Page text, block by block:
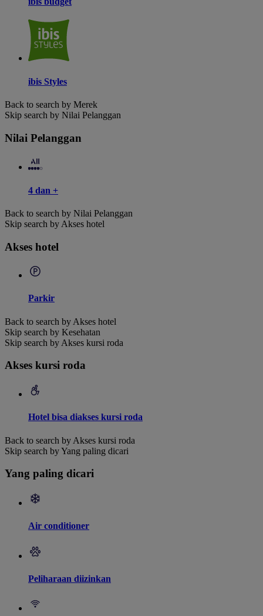
ibis Styles
Back to search by Merek
Skip search by Nilai Pelanggan
Nilai Pelanggan
4 dan +
Back to search by Nilai Pelanggan
Skip search by Akses hotel
Akses hotel
Parkir
Back to search by Akses hotel
Skip search by Kesehatan
Skip search by Akses kursi roda
Akses kursi roda
Hotel bisa diakses kursi roda
Back to search by Akses kursi roda
Skip search by Yang paling dicari
Yang paling dicari
Air conditioner
Peliharaan diizinkan